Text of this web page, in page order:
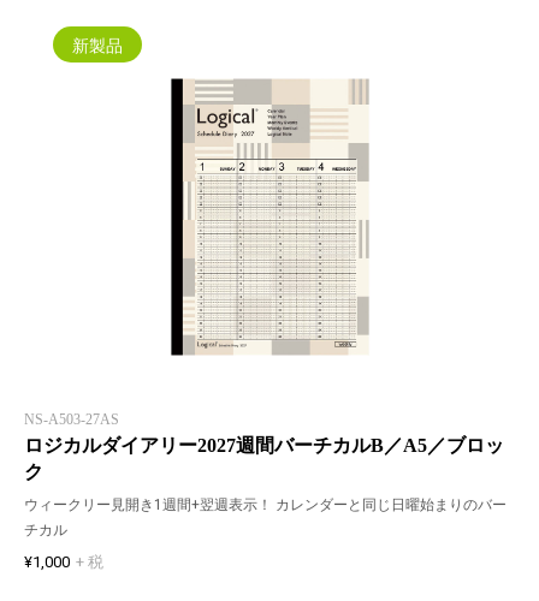
新製品
NS-A503-27AS
ロジカルダイアリー2027週間バーチカルB／A5／ブロッ
ク
ウィークリー見開き1週間+翌週表示！ カレンダーと同じ日曜始まりのバー
チカル
¥1,000 + 税